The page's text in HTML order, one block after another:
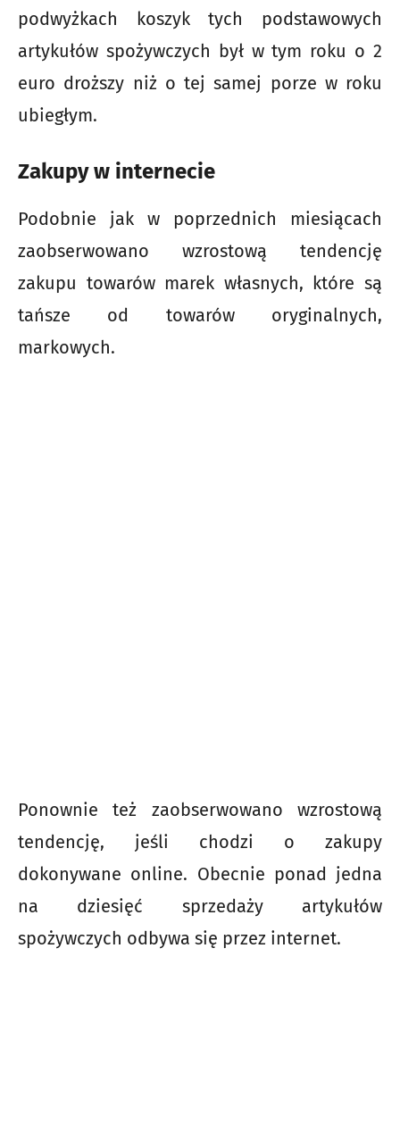
podwyżkach koszyk tych podstawowych
artykułów spożywczych był w tym roku o 2
euro droższy niż o tej samej porze w roku
ubiegłym.
Zakupy w internecie
Podobnie jak w poprzednich miesiącach
zaobserwowano wzrostową tendencję
zakupu towarów marek własnych, które są
tańsze od towarów oryginalnych,
markowych.
Ponownie też zaobserwowano wzrostową
tendencję, jeśli chodzi o zakupy
dokonywane online. Obecnie ponad jedna
na dziesięć sprzedaży artykułów
spożywczych odbywa się przez internet.